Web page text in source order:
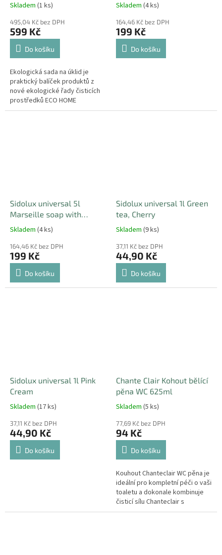
Skladem (1 ks)
495,04 Kč bez DPH
599 Kč
Do košíku
Ekologická sada na úklid je
praktický balíček produktů z
nové ekologické řady čisticích
prostředků ECO HOME
PRODUCT pro péči o váš
Skladem (4 ks)
164,46 Kč bez DPH
199 Kč
Do košíku
Sidolux universal 5l
Marseille soap with
lavender
Skladem (4 ks)
164,46 Kč bez DPH
199 Kč
Do košíku
Sidolux universal 1l Green
tea, Cherry
Skladem (9 ks)
37,11 Kč bez DPH
44,90 Kč
Do košíku
Sidolux universal 1l Pink
Cream
Skladem (17 ks)
37,11 Kč bez DPH
44,90 Kč
Do košíku
Chante Clair Kohout bělící
pěna WC 625ml
Skladem (5 ks)
77,69 Kč bez DPH
94 Kč
Do košíku
Kouhout Chanteclair WC pěna je
ideální pro kompletní péči o vaši
toaletu a dokonale kombinuje
čisticí sílu Chanteclair s
hygienou k odstranění